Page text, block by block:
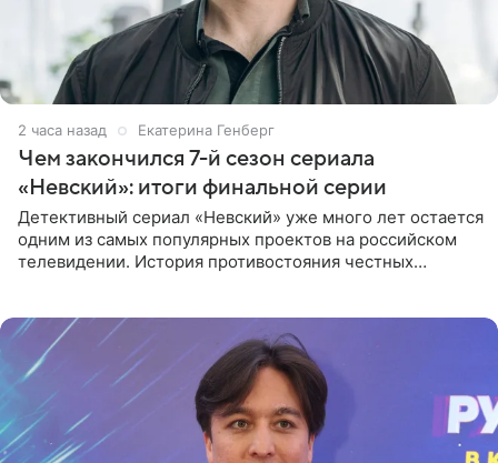
2 часа назад Екатерина Генберг
Чем закончился 7-й сезон сериала
«Невский»: итоги финальной серии
Детективный сериал «Невский» уже много лет остается
одним из самых популярных проектов на российском
телевидении. История противостояния честных